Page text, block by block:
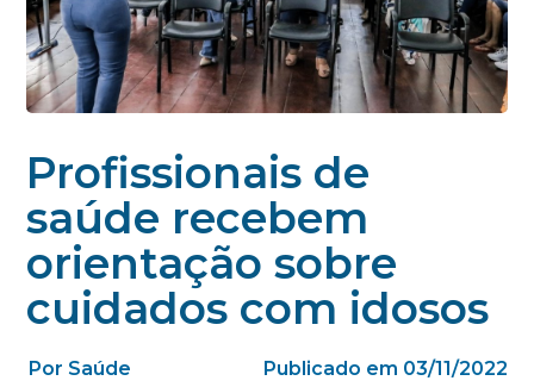
Profissionais de
saúde recebem
orientação sobre
cuidados com idosos
Por Saúde Publicado em 03/11/2022